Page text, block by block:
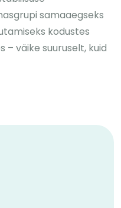
samaaegseks
kodustes
– väike suuruselt, kuid